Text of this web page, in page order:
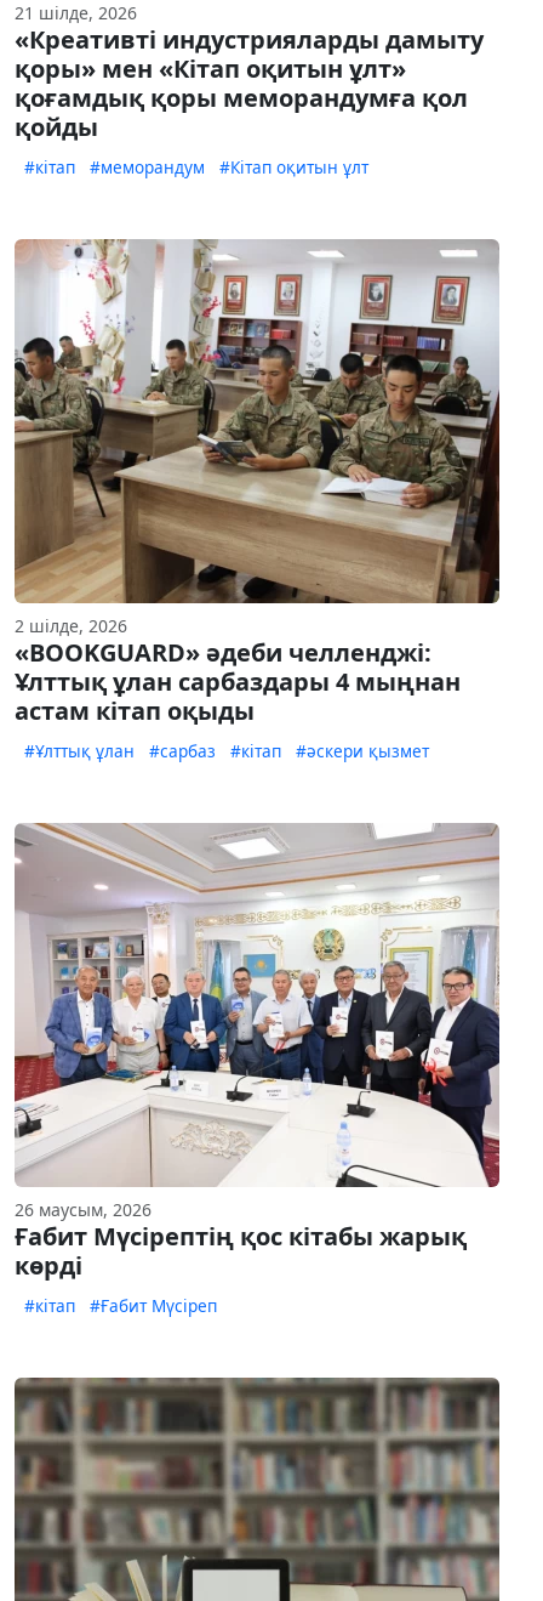
21 шілде, 2026
«Креативті индустрияларды дамыту
қоры» мен «Кітап оқитын ұлт»
қоғамдық қоры меморандумға қол
қойды
#кітап #меморандум #Кітап оқитын ұлт
2 шілде, 2026
«BOOKGUARD» әдеби челленджі:
Ұлттық ұлан сарбаздары 4 мыңнан
астам кітап оқыды
#Ұлттық ұлан #сарбаз #кітап #әскери қызмет
26 маусым, 2026
Ғабит Мүсірептің қос кітабы жарық
көрді
#кітап #Ғабит Мүсіреп